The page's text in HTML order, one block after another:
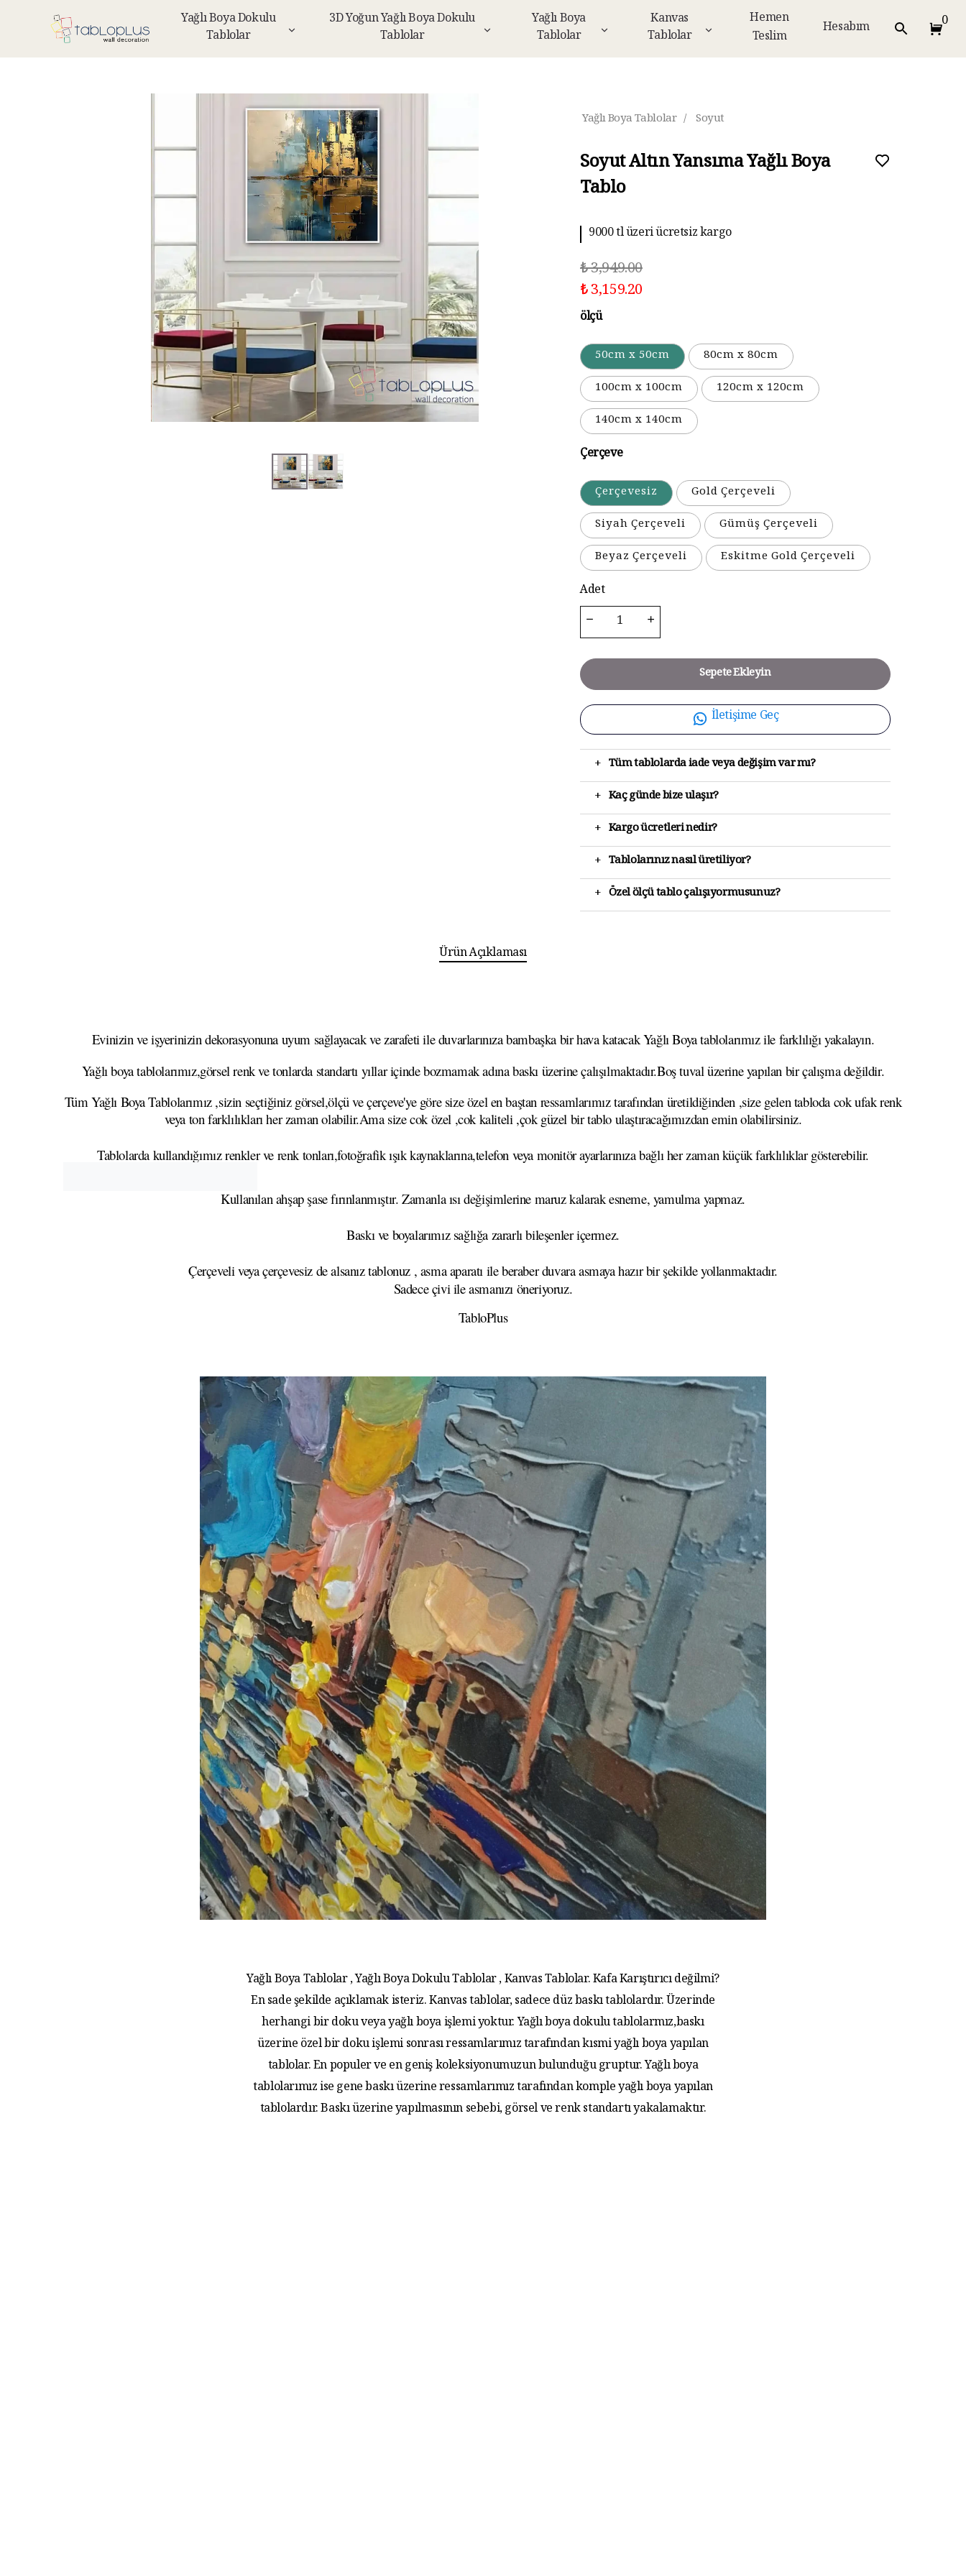
Yağlı Boya Dokulu
Tablolar
3D Yoğun Yağlı Boya Dokulu
Tablolar
Yağlı Boya
Tablolar
Kanvas
Tablolar
Hemen
Teslim
Hesabım 0
Yağlı Boya Tablolar / Soyut
Soyut Altın Yansıma Yağlı Boya
Tablo
9000 tl üzeri ücretsiz kargo
₺ 3,949.00
₺ 3,159.20
ölçü
50cm x 50cm
80cm x 80cm
100cm x 100cm
120cm x 120cm
140cm x 140cm
Çerçeve
Çerçevesiz
Gold Çerçeveli
Siyah Çerçeveli
Gümüş Çerçeveli
Beyaz Çerçeveli
Eskitme Gold Çerçeveli
Adet
Sepete Ekleyin
İletişime Geç
+ Tüm tablolarda iade veya değişim var mı?
+ Kaç günde bize ulaşır?
+ Kargo ücretleri nedir?
+ Tablolarınız nasıl üretiliyor?
+ Özel ölçü tablo çalışıyormusunuz?
Ürün Açıklaması
Evinizin ve işyerinizin dekorasyonuna uyum sağlayacak ve zarafeti ile duvarlarınıza bambaşka bir hava katacak Yağlı Boya tablolarımız ile farklılığı yakalayın.
Yağlı boya tablolarımız,görsel renk ve tonlarda standartı yıllar içinde bozmamak adına baskı üzerine çalışılmaktadır.Boş tuval üzerine yapılan bir çalışma değildir.
Tüm Yağlı Boya Tablolarımız ,sizin seçtiğiniz görsel,ölçü ve çerçeve'ye göre size özel en baştan ressamlarımız tarafından üretildiğinden ,size gelen tabloda cok ufak renk
veya ton farklılıkları her zaman olabilir.Ama size cok özel ,cok kaliteli ,çok güzel bir tablo ulaştıracağımızdan emin olabilirsiniz.
Tablolarda kullandığımız renkler ve renk tonları,fotoğrafik ışık kaynaklarına,telefon veya monitör ayarlarınıza bağlı her zaman küçük farklılıklar gösterebilir.
Kullanılan ahşap şase fırınlanmıştır. Zamanla ısı değişimlerine maruz kalarak esneme, yamulma yapmaz.
Baskı ve boyalarımız sağlığa zararlı bileşenler içermez.
Çerçeveli veya çerçevesiz de alsanız tablonuz , asma aparatı ile beraber duvara asmaya hazır bir şekilde yollanmaktadır.
Sadece çivi ile asmanızı öneriyoruz.
TabloPlus
Yağlı Boya Tablolar , Yağlı Boya Dokulu Tablolar , Kanvas Tablolar. Kafa Karıştırıcı değilmi?
En sade şekilde açıklamak isteriz. Kanvas tablolar, sadece düz baskı tablolardır. Üzerinde
herhangi bir doku veya yağlı boya işlemi yoktur. Yağlı boya dokulu tablolarmız,baskı
üzerine özel bir doku işlemi sonrası ressamlarımız tarafından kısmi yağlı boya yapılan
tablolar. En populer ve en geniş koleksiyonumuzun bulunduğu gruptur. Yağlı boya
tablolarımız ise gene baskı üzerine ressamlarımız tarafından komple yağlı boya yapılan
tablolardır. Baskı üzerine yapılmasının sebebi, görsel ve renk standartı yakalamaktır.